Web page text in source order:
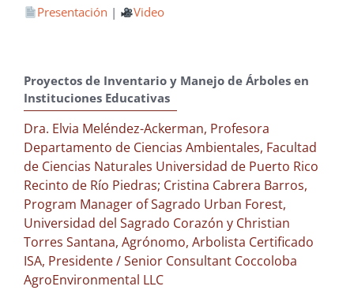
Presentación | Video
Proyectos de Inventario y Manejo de Árboles en
Instituciones Educativas
Dra. Elvia Meléndez-Ackerman, Profesora
Departamento de Ciencias Ambientales, Facultad
de Ciencias Naturales Universidad de Puerto Rico
Recinto de Río Piedras; Cristina Cabrera Barros,
Program Manager of Sagrado Urban Forest,
Universidad del Sagrado Corazón y Christian
Torres Santana, Agrónomo, Arbolista Certificado
ISA, Presidente / Senior Consultant Coccoloba
AgroEnvironmental LLC